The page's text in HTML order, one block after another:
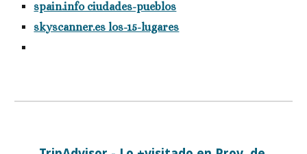
spain.info ciudades-pueblos
skyscanner.es los-15-lugares